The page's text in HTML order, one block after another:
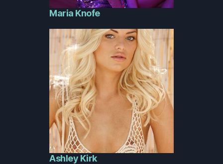
Maria Knofe
Ashley Kirk